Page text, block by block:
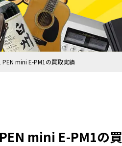
mini E-PM1の買取実績
mini E-PM1の買